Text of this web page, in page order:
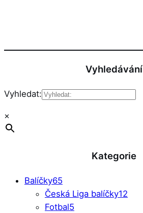
Vyhledávání
Vyhledat:
×
Kategorie
Balíčky65
Česká Liga balíčky12
Fotbal5